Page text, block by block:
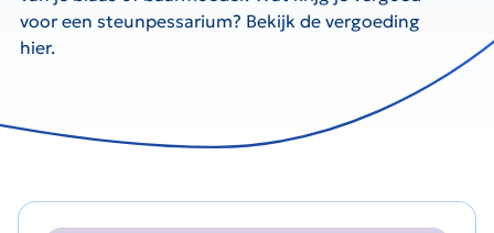
voor een steunpessarium? Bekijk de vergoeding
hier.